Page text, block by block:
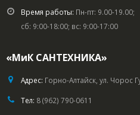
Время работы: Пн-пт: 9.00-19.00;
сб: 9:00-18:00; вс: 9:00-17:00
«МиК САНТЕХНИКА»
Адрес: Горно-Алтайск, ул. Чорос
Тел: 8 (962) 790-0611